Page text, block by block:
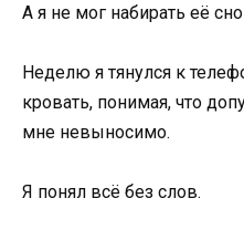
А я не мог набирать её
Неделю я тянулся к
кровать, понимая, что
мне невыносимо.
Я понял всё без слов.